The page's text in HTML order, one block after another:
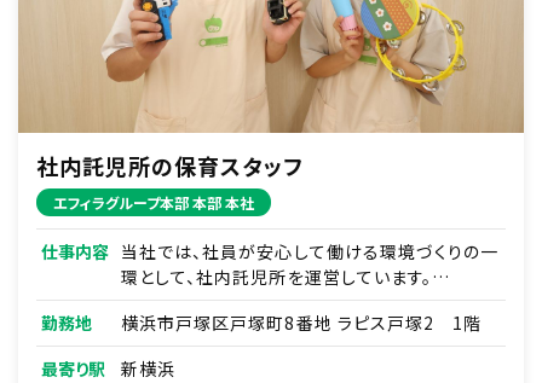
社内託児所の保育スタッフ
エフィラグループ本部 本部 本社
仕事内容 当社では、社員が安心して働ける環境づくりの一
環として、社内託児所を運営しています。
子どもたち一人ひとりに寄り添い、働く親を支え
る保育を一緒に行っていただける保育士を募集
します。
勤務地
横浜市戸塚区戸塚町8番地 ラピス戸塚2 1階
最寄り駅
新横浜